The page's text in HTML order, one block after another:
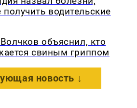
водительские
объяснил, кто
свиным гриппом
новость ↓